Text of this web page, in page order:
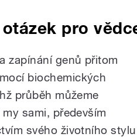
pro
zapínání genů přitom
biochemických
průběh můžeme
sami, především
svého životního